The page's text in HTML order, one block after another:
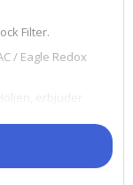
Filter.
/ Eagle Redox
erbjuder
paneler
För övervakning av